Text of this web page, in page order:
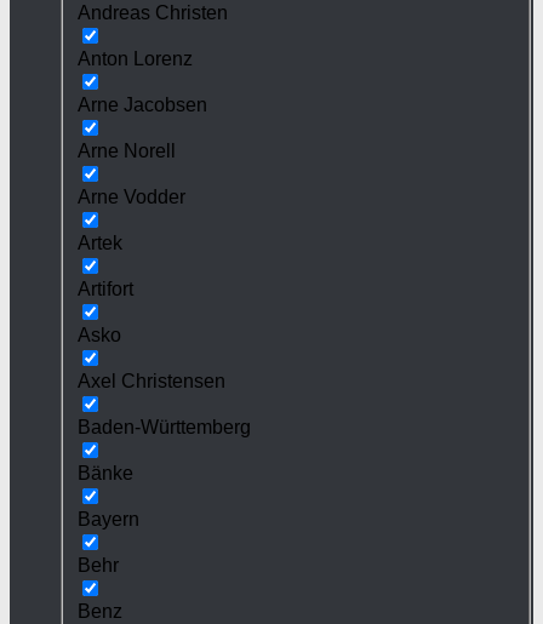
Andreas Christen
Anton Lorenz
Arne Jacobsen
Arne Norell
Arne Vodder
Artek
Artifort
Asko
Axel Christensen
Baden-Württemberg
Bänke
Bayern
Behr
Benz